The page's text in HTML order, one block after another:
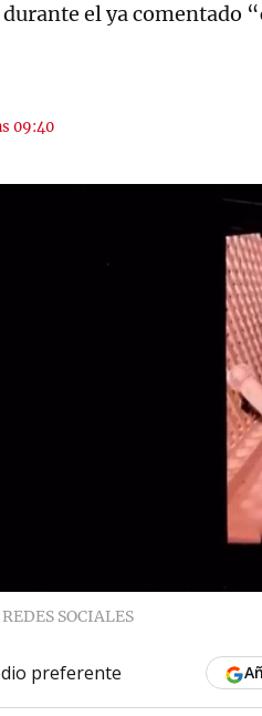
el ya comentado
09:40
REDES SOCIALES
preferente